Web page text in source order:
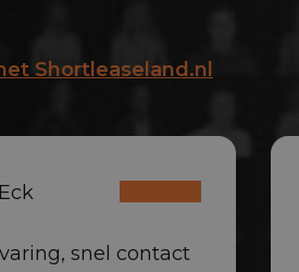
Shortleaseland.nl
snel contact